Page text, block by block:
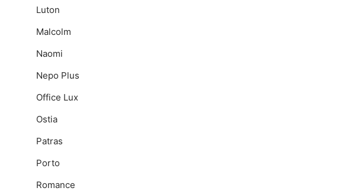
Luton
Malcolm
Naomi
Nepo Plus
Office Lux
Ostia
Patras
Porto
Romance